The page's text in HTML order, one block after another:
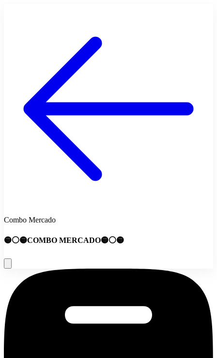
Combo Mercado
🟡⚪🟡COMBO MERCADO🟡⚪🟡